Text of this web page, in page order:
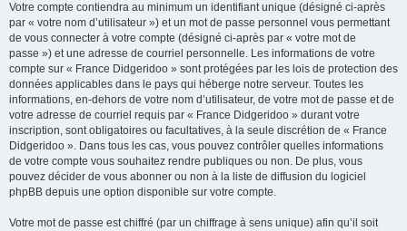
Votre compte contiendra au minimum un identifiant unique (désigné ci-après
par « votre nom d’utilisateur ») et un mot de passe personnel vous permettant
de vous connecter à votre compte (désigné ci-après par « votre mot de
passe ») et une adresse de courriel personnelle. Les informations de votre
compte sur « France Didgeridoo » sont protégées par les lois de protection des
données applicables dans le pays qui héberge notre serveur. Toutes les
informations, en-dehors de votre nom d’utilisateur, de votre mot de passe et de
votre adresse de courriel requis par « France Didgeridoo » durant votre
inscription, sont obligatoires ou facultatives, à la seule discrétion de « France
Didgeridoo ». Dans tous les cas, vous pouvez contrôler quelles informations
de votre compte vous souhaitez rendre publiques ou non. De plus, vous
pouvez décider de vous abonner ou non à la liste de diffusion du logiciel
phpBB depuis une option disponible sur votre compte.
Votre mot de passe est chiffré (par un chiffrage à sens unique) afin qu’il soit